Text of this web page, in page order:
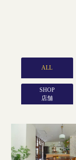
ALL
SHOP
店舗